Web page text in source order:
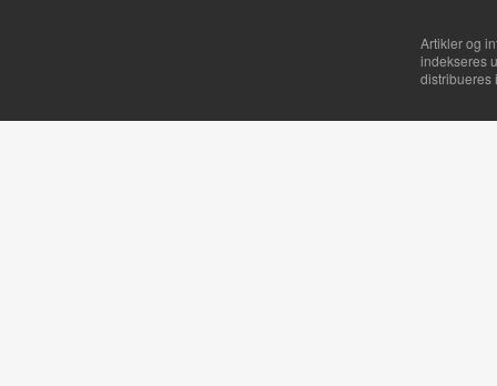
Artikler og
indekseres
distribueres